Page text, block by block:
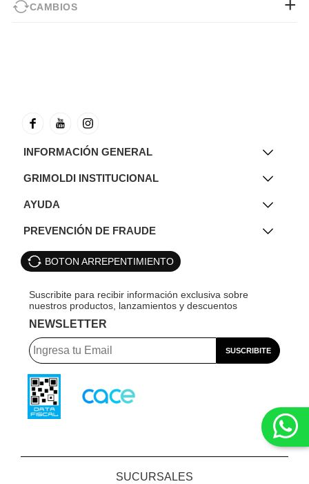
CAMBIOS
INFORMACIÓN GENERAL
GRIMOLDI INSTITUCIONAL
AYUDA
PREVENCIÓN DE FRAUDE
SUCURSALES
BOTON ARREPENTIMIENTO
NEWSLETTER